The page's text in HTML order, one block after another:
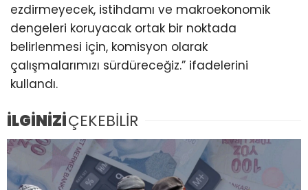
ezdirmeyecek, istihdamı ve makroekonomik
dengeleri koruyacak ortak bir noktada
belirlenmesi için, komisyon olarak
çalışmalarımızı sürdüreceğiz.” ifadelerini
kullandı.
İLGİNİZİÇEKEBİLİR